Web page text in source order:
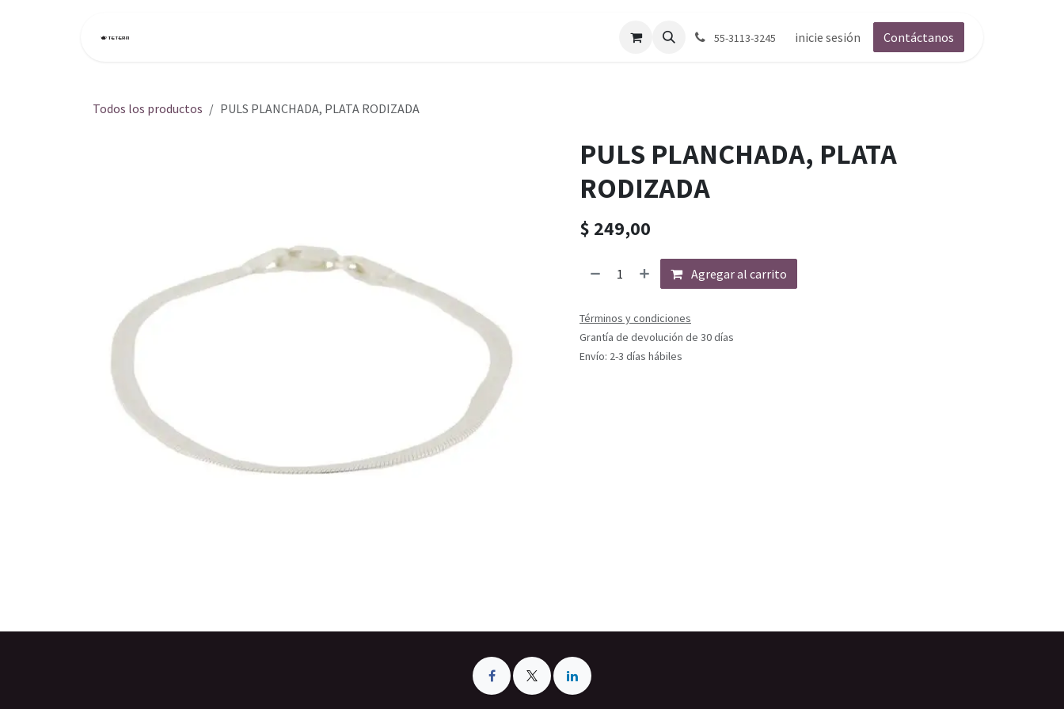
55-3113-3245 inicie sesión Contáctanos
Todos los productos PULS PLANCHADA, PLATA RODIZADA
PULS PLANCHADA, PLATA
RODIZADA
$ 249,00
Agregar al carrito
Términos y condiciones
Grantía de devolución de 30 días
Envío: 2-3 días hábiles